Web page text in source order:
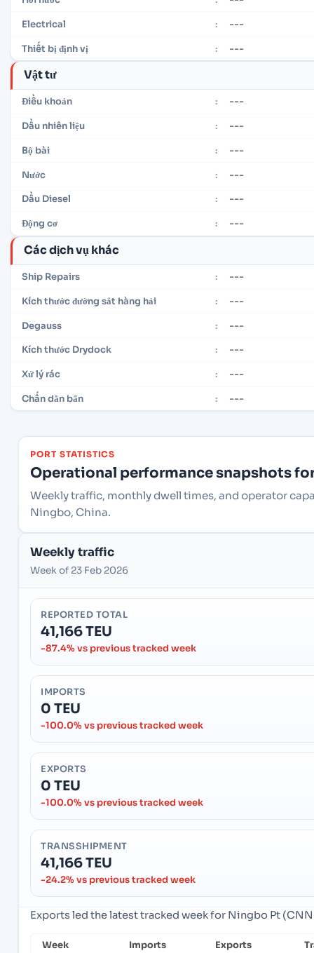
Electrical : ---
Thiết bị định vị : ---
Vật tư
Điều khoản : ---
Dầu nhiên liệu : ---
Bộ bài : ---
Nước : ---
Dầu Diesel : ---
Động cơ : ---
Các dịch vụ khác
Ship Repairs : ---
Kích thước đường sắt hàng hải : ---
Degauss : ---
Kích thước Drydock : ---
Xử lý rác : ---
Chấn dằn bẩn : ---
PORT STATISTICS
Operational performance snapshots
Weekly traffic, monthly dwell times, and operator
Ningbo, China.
Weekly traffic
Week of 23 Feb 2026
REPORTED TOTAL
41,166 TEU
-87.4% vs previous tracked week
IMPORTS
0 TEU
-100.0% vs previous tracked week
EXPORTS
0 TEU
-100.0% vs previous tracked week
TRANSSHIPMENT
41,166 TEU
-24.2% vs previous tracked week
Exports led the latest tracked week for Ningbo Pt
Week Imports Exports